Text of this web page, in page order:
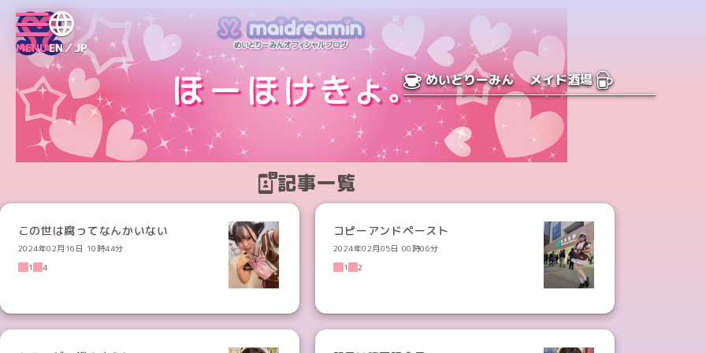
MENUEN／JP
めいどりーみん メイド酒場
記事一覧
この世は腐ってなんかいない
2024年02月16日 10時44分
1
4
コピーアンドペースト
2024年02月05日 00時06分
1
2